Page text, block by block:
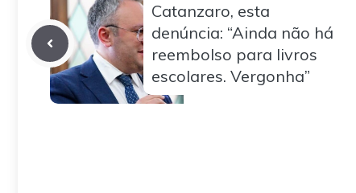
Catanzaro, esta
denúncia: “Ainda não há
reembolso para livros
escolares. Vergonha”